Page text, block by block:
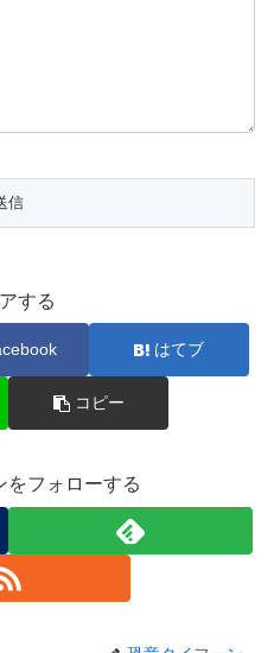
する
はてブ
コピー
をフォローする